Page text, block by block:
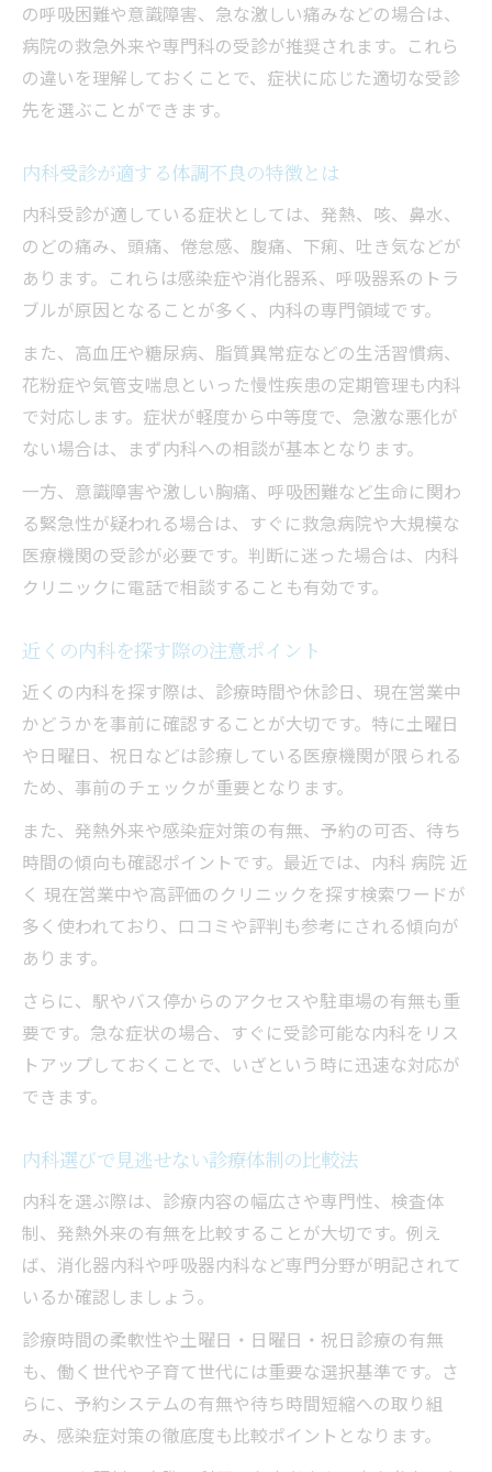
内科病院で受けられる発熱外来の特徴
症状の重さで変わる内科の選び方
休日や夜間に発熱した場合の内科受診法
内科病院の診療日をチェックする重要性
土日祝日に対応可能な内科の探し方
内科受診の際に知っておきたい休日体制
土曜日・日曜日に強い内科の選び方
急な体調不良時に頼れる内科病院の条件
このガイドで自分に合う内科病院が見つかる
内科病院選びで失敗しないための最終チェ
ック
症状別に内科病院を賢く選ぶためのまとめ
自分に合う内科を見つける実践的アドバイ
ス
初めての内科受診に安心できるポイント
内科と病院の違いを知ることの重要性
の呼吸困難や意識障害、急な激しい痛みなどの場合は、
病院の救急外来や専門科の受診が推奨されます。これら
の違いを理解しておくことで、症状に応じた適切な受診
先を選ぶことができます。
内科受診が適する体調不良の特徴とは
内科受診が適している症状としては、発熱、咳、鼻水、
のどの痛み、頭痛、倦怠感、腹痛、下痢、吐き気などが
あります。これらは感染症や消化器系、呼吸器系のトラ
ブルが原因となることが多く、内科の専門領域です。
また、高血圧や糖尿病、脂質異常症などの生活習慣病、
花粉症や気管支喘息といった慢性疾患の定期管理も内科
で対応します。症状が軽度から中等度で、急激な悪化が
ない場合は、まず内科への相談が基本となります。
一方、意識障害や激しい胸痛、呼吸困難など生命に関わ
る緊急性が疑われる場合は、すぐに救急病院や大規模な
医療機関の受診が必要です。判断に迷った場合は、内科
クリニックに電話で相談することも有効です。
近くの内科を探す際の注意ポイント
近くの内科を探す際は、診療時間や休診日、現在営業中
かどうかを事前に確認することが大切です。特に土曜日
や日曜日、祝日などは診療している医療機関が限られる
ため、事前のチェックが重要となります。
また、発熱外来や感染症対策の有無、予約の可否、待ち
時間の傾向も確認ポイントです。最近では、内科 病院 近
く 現在営業中や高評価のクリニックを探す検索ワードが
多く使われており、口コミや評判も参考にされる傾向が
あります。
さらに、駅やバス停からのアクセスや駐車場の有無も重
要です。急な症状の場合、すぐに受診可能な内科をリス
トアップしておくことで、いざという時に迅速な対応が
できます。
内科選びで見逃せない診療体制の比較法
内科を選ぶ際は、診療内容の幅広さや専門性、検査体
制、発熱外来の有無を比較することが大切です。例え
ば、消化器内科や呼吸器内科など専門分野が明記されて
いるか確認しましょう。
診療時間の柔軟性や土曜日・日曜日・祝日診療の有無
も、働く世代や子育て世代には重要な選択基準です。さ
らに、予約システムの有無や待ち時間短縮への取り組
み、感染症対策の徹底度も比較ポイントとなります。